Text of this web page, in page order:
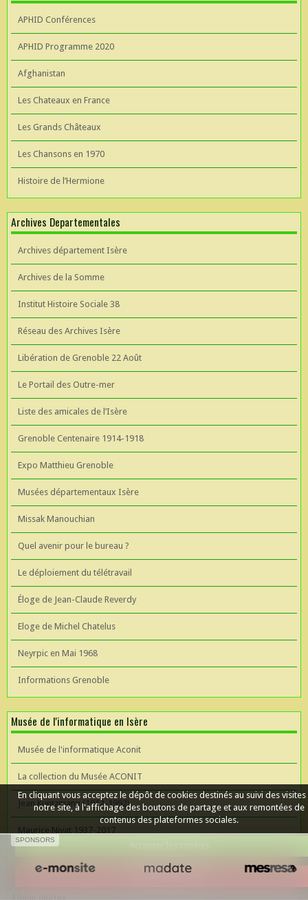
APHID Conférences
APHID Programme 2020
Afghanistan
Les Chateaux en France
Les Grands Châteaux
Les Chansons en 1970
Histoire de l’Hermione
Archives Departementales
Archives département Isère
Archives de la Somme
Institut Histoire Sociale 38
Réseau des Archives Isère
Libération de Grenoble 22 Août
Le Portail des Outre-mer
Liste des amicales de l’Isère
Grenoble Centenaire 1914-1918
Expo Matthieu Grenoble
Musées départementaux Isère
Missak Manouchian
Quel avenir pour le bureau ?
Le déploiement du télétravail
Éloge de Jean-Claude Reverdy
Eloge de Michel Chatelus
Neyrpic en Mai 1968
Informations Grenoble
Musée de l'informatique en Isère
Musée de l'informatique Aconit
La collection du Musée ACONIT
Jean Kuntzmann (1912-1992)
Maurice Nivat 1937-2017
SPONSORS
En cliquant vous acceptez le dépôt de cookies destinés au suivi des visites
notre site, à l'affichage des boutons de partage et aux remontées de
contenus des plateformes sociales.
Refuser les cookies